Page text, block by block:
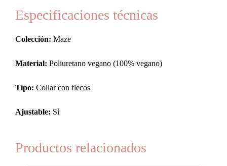
Especificaciones técnicas
Colección: Maze
Material: Poliuretano vegano (100% vegano)
Tipo: Collar con flecos
Ajustable: Sí
Productos relacionados